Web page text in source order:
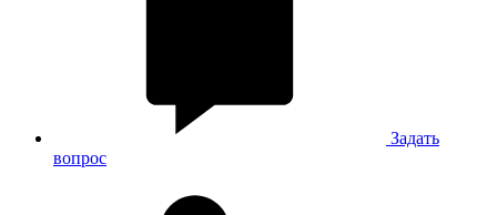
Задать
вопрос